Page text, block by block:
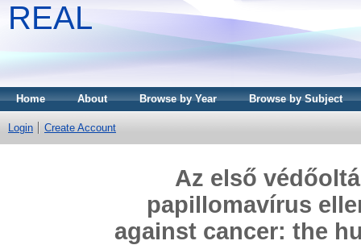
REAL
Home About Browse by Year Browse by Subject
Login Create Account
Az első
papillomavírus
against cancer: the